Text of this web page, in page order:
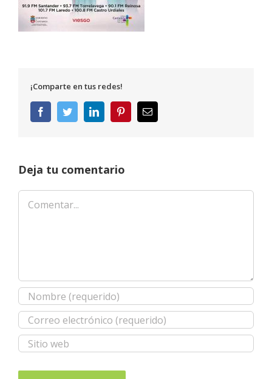
¡Comparte en tus redes!
FacebookTwitterLinkedInPinterestCorreo
electrónico
Deja tu comentario
Comentar